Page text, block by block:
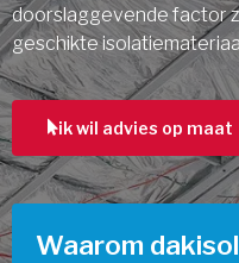
doorslaggevende factor
geschikte
ik wil advies op maat
Waarom